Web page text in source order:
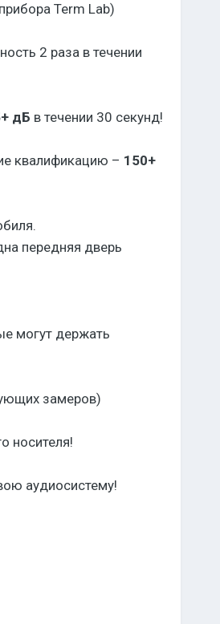
Term Lab)
2 раза в течении
дБ в течении 30 секунд!
квалификацию – 150+
передняя дверь
могут держать
замеров)
носителя!
аудиосистему!